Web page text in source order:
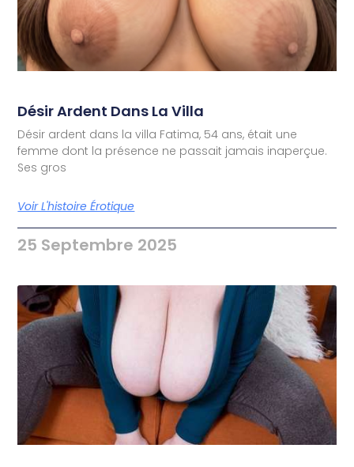
Désir Ardent Dans La Villa
Désir ardent dans la villa Fatima, 54 ans, était une
femme dont la présence ne passait jamais inaperçue.
Ses gros
Voir L'histoire Érotique
25 Septembre 2025